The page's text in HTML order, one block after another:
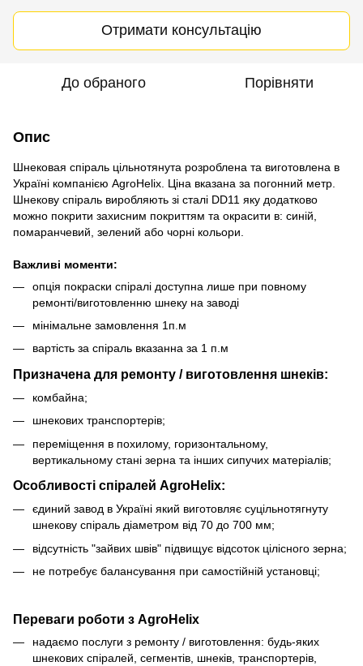
Отримати консультацію
До обраного Порівняти
Опис
Шнековая спіраль цільнотянута розроблена та виготовлена в
Україні компанією AgroHelix. Ціна вказана за погонний метр.
Шнекову спіраль виробляють зі сталі DD11 яку додатково
можно покрити захисним покриттям та окрасити в: синій,
помаранчевий, зелений або чорні кольори.
Важливі моменти:
опція покраски спіралі доступна лише при повному
ремонті/виготовленню шнеку на заводі
мінімальне замовлення 1п.м
вартість за спіраль вказанна за 1 п.м
Призначена для ремонту / виготовлення шнеків:
комбайна;
шнекових транспортерів;
переміщення в похилому, горизонтальному,
вертикальному стані зерна та інших сипучих матеріалів;
Особливості спіралей AgroHelix:
єдиний завод в Україні який виготовляє суцільнотягнуту
шнекову спіраль діаметром від 70 до 700 мм;
відсутність "зайвих швів" підвищує відсоток цілісного зерна;
не потребує балансування при самостійній установці;
Переваги роботи з AgroHelix
надаємо послуги з ремонту / виготовлення: будь-яких
шнекових спіралей, сегментів, шнеків, транспортерів,